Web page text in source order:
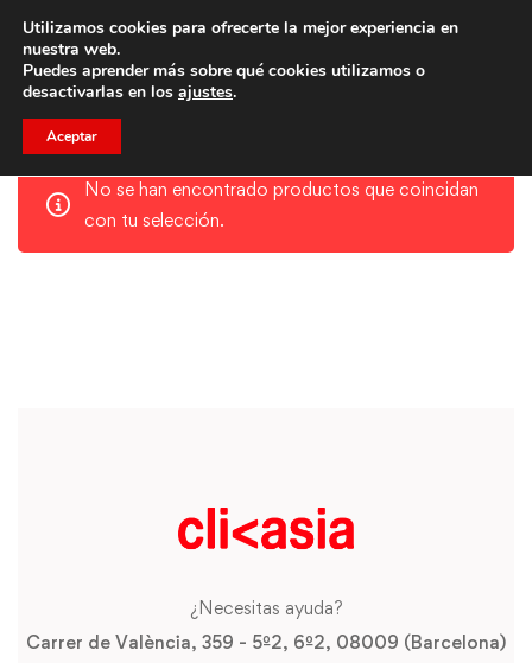
Trae a un amigo y llevaos un total de 75€ de descuento.
No se han encontrado productos que coincidan
con tu selección.
¿Necesitas ayuda?
Carrer de València, 359 - 5º2, 6º2, 08009 (Barcelona)
Utilizamos cookies para ofrecerte la mejor experiencia en
nuestra web.
Puedes aprender más sobre qué cookies utilizamos o
desactivarlas en los ajustes.
Aceptar